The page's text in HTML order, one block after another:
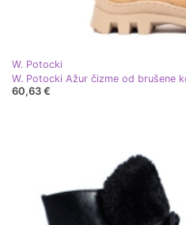
W. Potocki
W. Potocki Ažur čizme od brušene
60,63 €